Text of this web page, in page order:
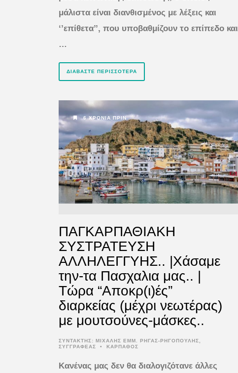
μάλιστα είναι διανθισμένος με λέξεις και
‘’επίθετα’’, που υποβαθμίζουν το επίπεδο και
…
ΔΙΑΒΆΣΤΕ ΠΕΡΙΣΣΌΤΕΡΑ
6 ΧΡΌΝΙΑ ΠΡΙΝ
ΠΑΓΚΑΡΠΑΘΙΑΚΗ
ΣΥΣΤΡΑΤΕΥΣΗ
ΑΛΛΗΛΕΓΓΥΗΣ.. |Χάσαμε
την-τα Πασχαλια μας.. |
Τώρα “Αποκρ(ι)ές”
διαρκείας (μέχρι νεωτέρας)
με μουτσούνες-μάσκες..
ΣΥΝΤΆΚΤΗΣ: ΜΙΧΑΛΗΣ ΕΜΜ. ΡΗΓΑΣ-ΡΗΓΟΠΟΥΛΗΣ,
ΣΥΓΓΡΑΦΕΑΣ
• ΚΑΡΠΑΘΟΣ
Κανένας μας δεν θα διαλογιζότανε άλλες